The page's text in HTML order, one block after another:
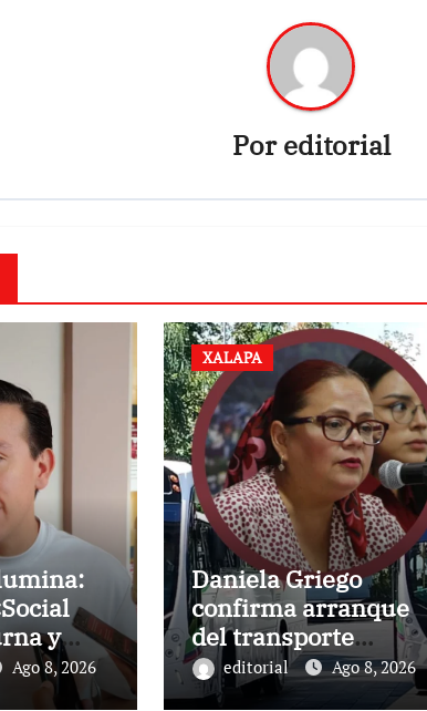
Poreditorial
y
este
Ago 8, 2026
XALAPA
Daniela Griego
confirma arranque
del transporte
«Atenas» en Xalapa,
anunciado por Rocío
editorial Ago 8, 2026